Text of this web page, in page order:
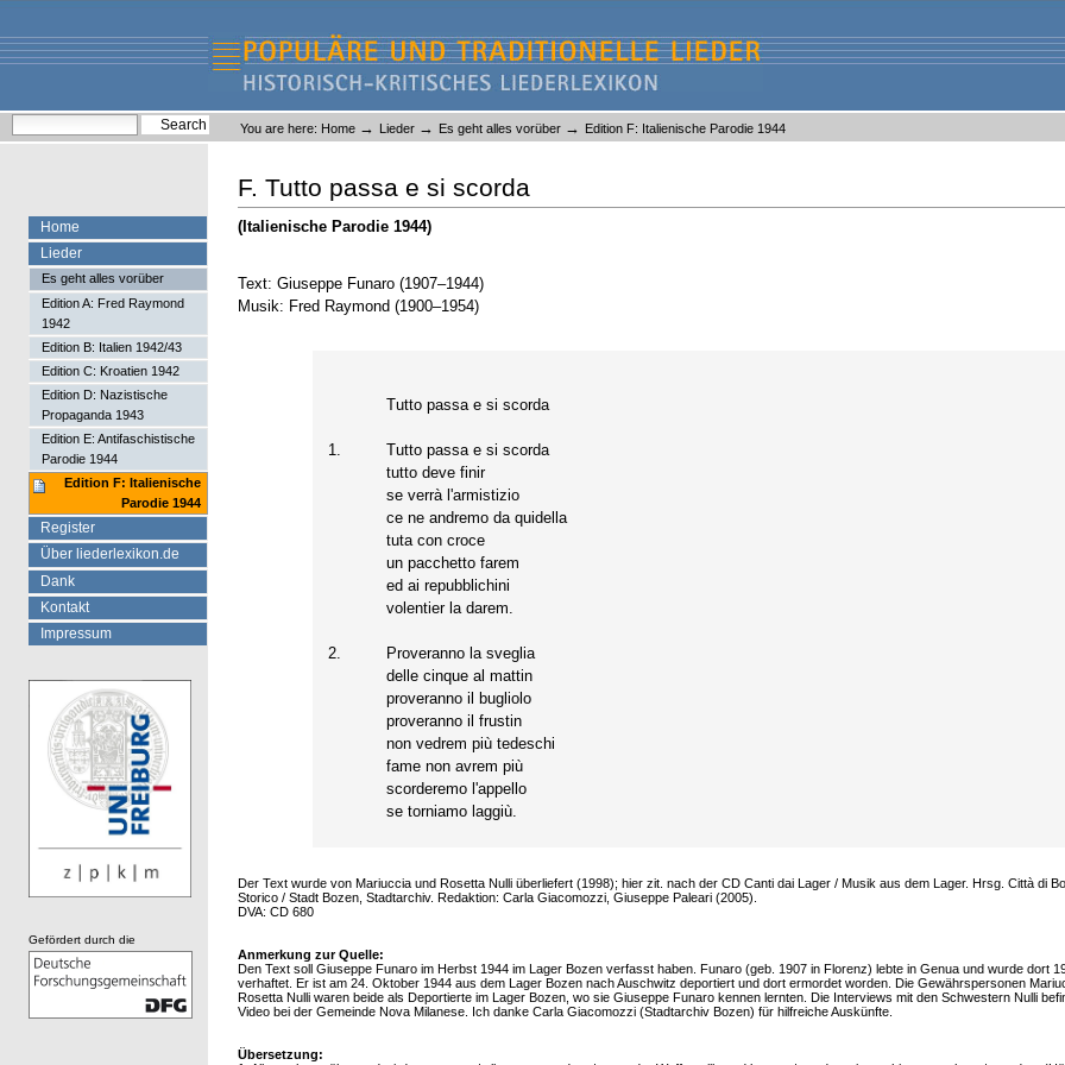
content.
navigation
Liederlexikon
Personal
tools
You are here: Home → Lieder → Es geht alles vorüber → Edition F: Italienische Parodie 1944
F. Tutto passa e si scorda
(Italienische Parodie 1944)
Text: Giuseppe Funaro (1907–1944)
Musik: Fred Raymond (1900–1954)
Tutto passa e si scorda
1.
Tutto passa e si scorda
tutto deve finir
se verrà l'armistizio
ce ne andremo da quidella
tuta con croce
un pacchetto farem
ed ai repubblichini
volentier la darem.
2.
Proveranno la sveglia
delle cinque al mattin
proveranno il bugliolo
proveranno il frustin
non vedrem più tedeschi
fame non avrem più
scorderemo l'appello
se torniamo laggiù.
Der Text wurde von Mariuccia und Rosetta Nulli überliefert (1998); hier zit. nach der CD Canti dai Lager / Musik aus dem Lager. Hrsg. Città di
Storico / Stadt Bozen, Stadtarchiv. Redaktion: Carla Giacomozzi, Giuseppe Paleari (2005).
DVA: CD 680
Anmerkung zur Quelle:
Den Text soll Giuseppe Funaro im Herbst 1944 im Lager Bozen verfasst haben. Funaro (geb. 1907 in Florenz) lebte in Genua und wurde dort
verhaftet. Er ist am 24. Oktober 1944 aus dem Lager Bozen nach Auschwitz deportiert und dort ermordet worden. Die Gewährspersonen
Rosetta Nulli waren beide als Deportierte im Lager Bozen, wo sie Giuseppe Funaro kennen lernten. Die Interviews mit den Schwestern Nulli
Video bei der Gemeinde Nova Milanese. Ich danke Carla Giacomozzi (Stadtarchiv Bozen) für hilfreiche Auskünfte.
Übersetzung:
Home
Lieder
Es geht alles vorüber
Edition A: Fred Raymond
1942
Edition B: Italien 1942/43
Edition C: Kroatien 1942
Edition D: Nazistische
Propaganda 1943
Edition E: Antifaschistische
Parodie 1944
Edition F: Italienische
Parodie 1944
Register
Über liederlexikon.de
Dank
Kontakt
Impressum
Gefördert durch die